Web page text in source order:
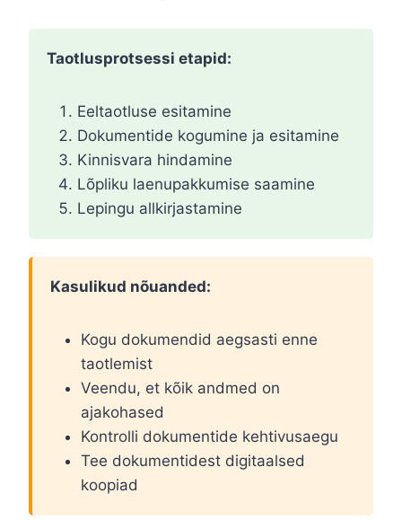
Taotlusprotsessi etapid:
Eeltaotluse esitamine
Dokumentide kogumine ja esitamine
Kinnisvara hindamine
Lõpliku laenupakkumise saamine
Lepingu allkirjastamine
Kasulikud nõuanded:
Kogu dokumendid aegsasti enne
taotlemist
Veendu, et kõik andmed on
ajakohased
Kontrolli dokumentide kehtivusaegu
Tee dokumentidest digitaalsed
koopiad